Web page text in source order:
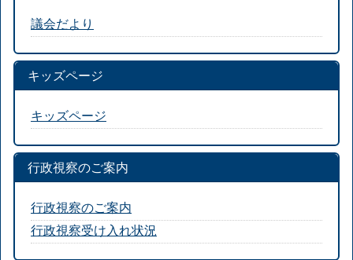
議会だより
キッズページ
キッズページ
行政視察のご案内
行政視察のご案内
行政視察受け入れ状況